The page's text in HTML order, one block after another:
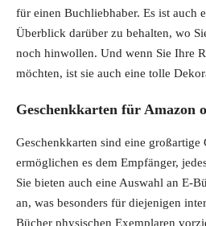
für einen Buchliebhaber. Es ist auch
Überblick darüber zu behalten, wo
noch hinwollen. Und wenn Sie Ihre
möchten, ist sie auch eine tolle
Geschenkkarten für Amazon
Geschenkkarten sind eine großartige
ermöglichen es dem Empfänger,
Sie bieten auch eine Auswahl an E-
an, was besonders für diejenigen
Bücher physischen Exemplaren